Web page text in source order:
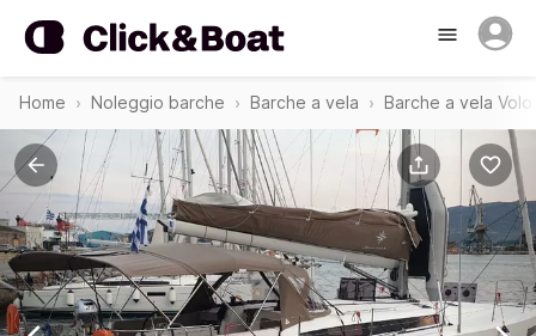
Home Noleggio barche Barche a vela Barche a vela Volo